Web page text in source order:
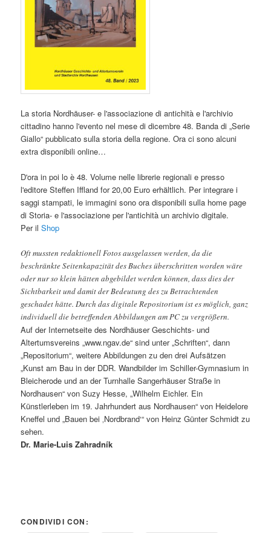
La storia Nordhäuser- e l'associazione di antichità e l'archivio
cittadino hanno l'evento nel mese di dicembre 48. Banda di „Serie
Giallo“ pubblicato sulla storia della regione. Ora ci sono alcuni
extra disponibili online…
D'ora in poi lo è 48. Volume nelle librerie regionali e presso
l'editore Steffen Iffland for 20,00 Euro erhältlich. Per integrare i
saggi stampati, le immagini sono ora disponibili sulla home page
di Storia- e l'associazione per l'antichità un archivio digitale.
Per ilShop
Oft mussten redaktionell Fotos ausgelassen werden,da die
beschränkte Seitenkapazität des Buches überschritten worden wäre
oder nur so klein hätten abgebildet werden können,dass dies der
Sichtbarkeit und damit der Bedeutung des zu Betrachtenden
geschadet hätte.Durch das digitale Repositorium ist es möglich, ganz
individuell die betreffenden Abbildungen am PC zu vergrößern.
Auf der Internetseite des Nordhäuser Geschichts-und
Altertumsvereins „www.ngav.de“sind unter „Schriften“,dann
„Repositorium“,weitere Abbildungen zu den drei Aufsätzen
„Kunst am Bau in der DDR.Wandbilder im Schiller-Gymnasium in
Bleicherode und an der Turnhalle Sangerhäuser Straße in
Nordhausen“ von Suzy Hesse,„Wilhelm Eichler. Ein
Künstlerleben im 19.Jahrhundert aus Nordhausen“ von Heidelore
Kneffel und „Bauen bei ‚Nordbrand‘“ von Heinz Günter Schmidt zu
sehen.
Dr. Marie-Luis Zahradník
CONDIVIDI CON: